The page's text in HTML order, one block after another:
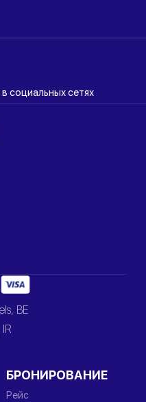
социальных сетях
BE
БРОНИРОВАНИЕ
Рейс